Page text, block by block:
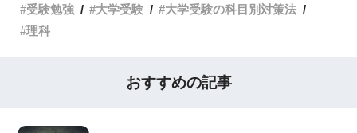
受験勉強
大学受験
大学受験の科目別対策法
理科
おすすめの記事